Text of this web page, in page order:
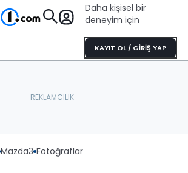
Daha kişisel bir
deneyim için
KAYIT OL / GİRİŞ YAP
Mazda3 Fotoğraflar